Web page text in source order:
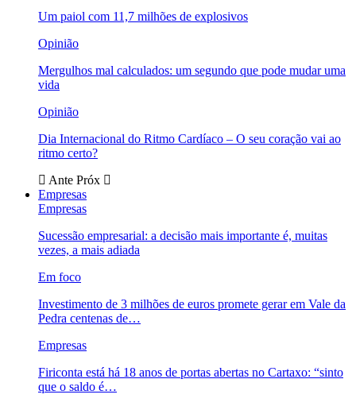
Um paiol com 11,7 milhões de explosivos
Opinião
Mergulhos mal calculados: um segundo que pode mudar uma
vida
Opinião
Dia Internacional do Ritmo Cardíaco – O seu coração vai ao
ritmo certo?
Ante Próx
Empresas
Empresas
Sucessão empresarial: a decisão mais importante é, muitas
vezes, a mais adiada
Em foco
Investimento de 3 milhões de euros promete gerar em Vale da
Pedra centenas de…
Empresas
Firiconta está há 18 anos de portas abertas no Cartaxo: “sinto
que o saldo é…